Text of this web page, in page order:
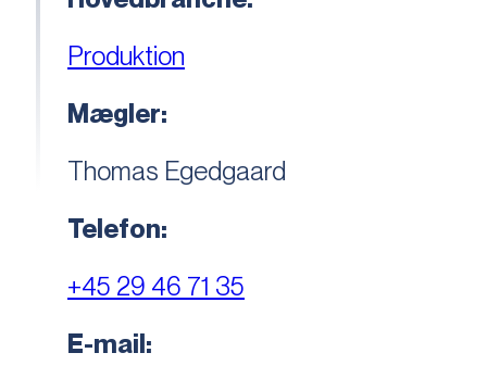
Produktion
Mægler:
Thomas Egedgaard
Telefon:
+45 29 46 71 35
E-mail: